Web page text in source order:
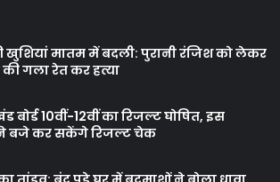
खुशियां मातम में बदली: पुरानी रंजिश को लेकर
गला रेत कर हत्या
बोर्ड 10वीं-12वीं का रिजल्ट घोषित, इस
बजे कर सकेंगे रिजल्ट चेक